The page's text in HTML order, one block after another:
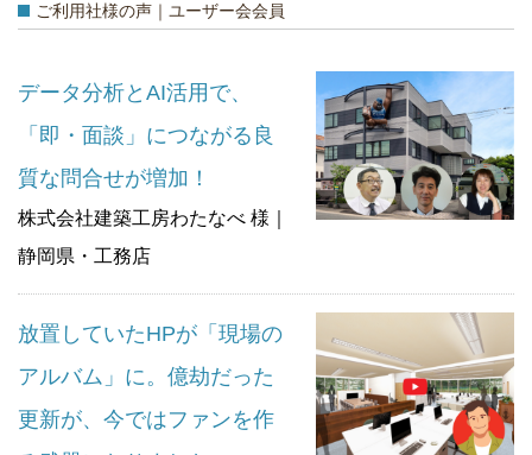
ご利用社様の声｜ユーザー会会員
データ分析とAI活用で、
「即・面談」につながる良
質な問合せが増加！
株式会社建築工房わたなべ 様｜
静岡県・工務店
放置していたHPが「現場の
アルバム」に。億劫だった
更新が、今ではファンを作